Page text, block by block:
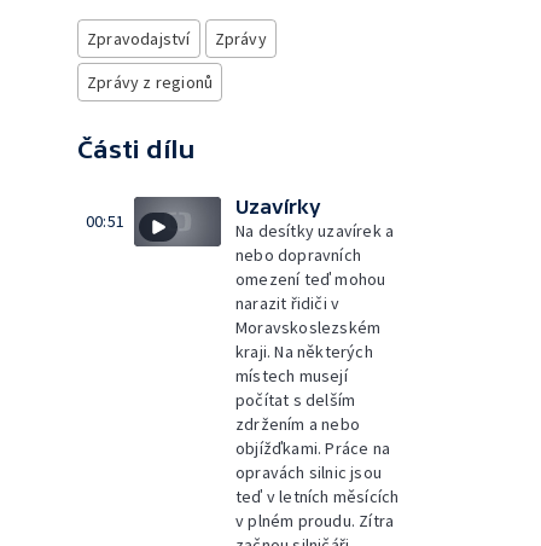
Zpravodajství
Zprávy
Zprávy z regionů
Části dílu
00:51
Uzavírky
Na desítky uzavírek a
nebo dopravních
omezení teď mohou
narazit řidiči v
Moravskoslezském
kraji. Na některých
místech musejí
počítat s delším
zdržením a nebo
objížďkami. Práce na
opravách silnic jsou
teď v letních měsících
v plném proudu. Zítra